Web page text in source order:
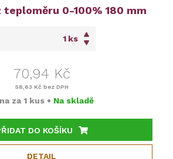
teploměru 0-100% 180 mm
ks
70,94 Kč
58,63 Kč bez DPH
za 1 kus • Na skladě
DO KOŠÍKU
DETAIL